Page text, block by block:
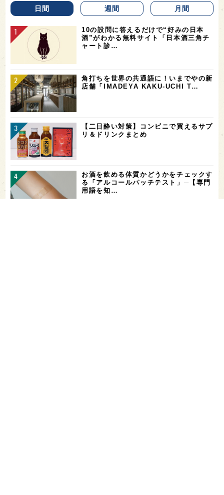
日間 週間 月間
10の設問に答えるだけで“好みの日本
酒”がわかる無料サイト「日本酒三角チ
ャート診…
角打ちを世界の共通語に！いまでやの新
店舗「IMADEYA KAKU-UCHI T…
【二日酔い対策】コンビニで買えるサプ
リ＆ドリンクまとめ
お酒を飲める体質かどうかをチェックす
る「アルコールパッチテスト」─【専門
用語を知…